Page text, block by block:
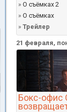
» О съёмках 2
» О съёмках
» Трейлер
21 февраля,
Бокс-офис